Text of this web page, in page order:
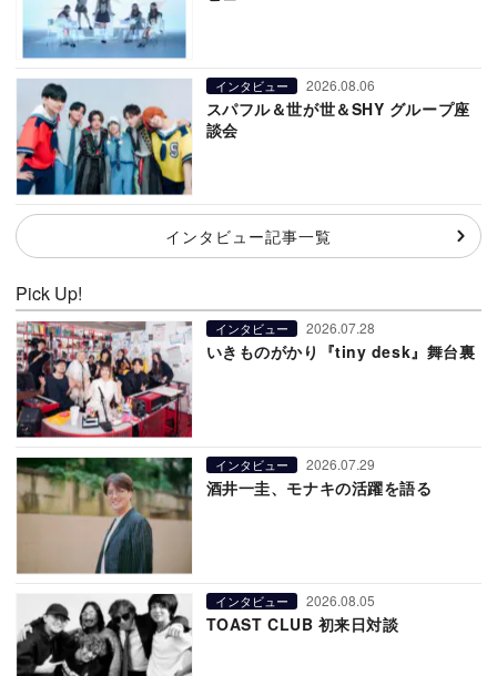
インタビュー 2026.08.06
スパフル＆世が世＆SHY グループ座
談会
インタビュー記事一覧
Pick Up!
インタビュー 2026.07.28
いきものがかり『tiny desk』舞台裏
インタビュー 2026.07.29
酒井一圭、モナキの活躍を語る
インタビュー 2026.08.05
TOAST CLUB 初来日対談